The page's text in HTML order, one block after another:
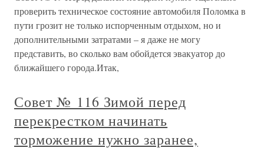
проверить техническое состояние автомобиля Поломка в
пути грозит не только испорченным отдыхом, но и
дополнительными затратами – я даже не могу
представить, во сколько вам обойдется эвакуатор до
ближайшего города.Итак,
Совет № 116 Зимой перед
перекрестком начинать
торможение нужно заранее,